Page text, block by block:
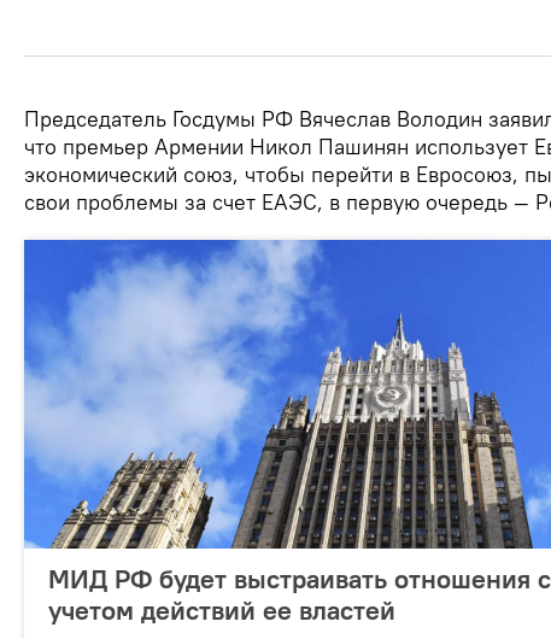
Председатель Госдумы РФ Вячеслав Володин
что премьер Армении Никол Пашинян использует
экономический союз, чтобы перейти в Евросоюз,
свои проблемы за счет ЕАЭС, в первую очередь —
МИД РФ будет выстраивать отношения
учетом действий ее властей